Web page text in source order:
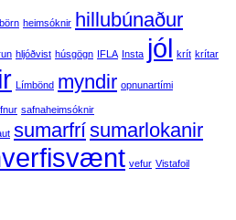
börn heimsóknir hillubúnaður
hljóðvist húsgögn IFLA Insta jól krít krítar
Límbönd myndir opnunartími
safnaheimsóknir
sumarfrísumarlokanir
vefur Vistafoil